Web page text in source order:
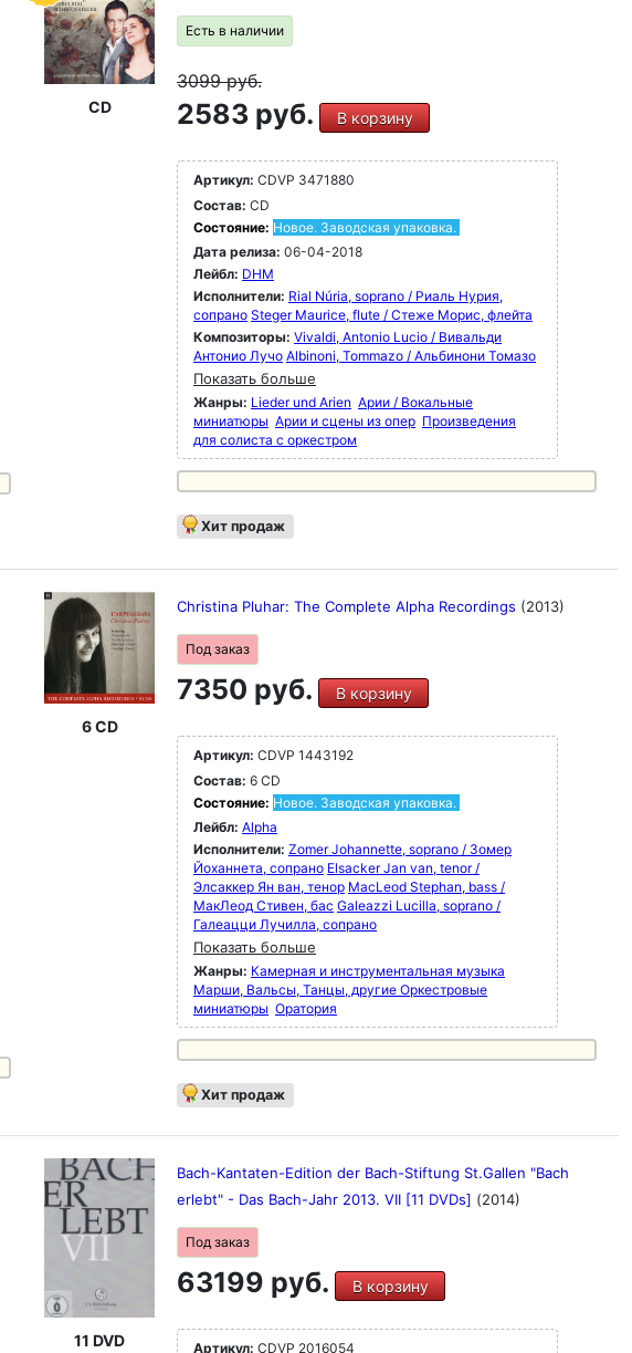
CD
Есть в наличии
3099руб.
2583 руб. В корзину
Артикул: CDVP 3471880
Состав: CD
Состояние: Новое. Заводская упаковка.
Дата релиза: 06-04-2018
Лейбл: DHM
Исполнители: Rial Núria, soprano / Риаль Нурия,
сопрано Steger Maurice, flute / Стеже Морис, флейта
Композиторы: Vivaldi, Antonio Lucio / Вивальди
Антонио Лучо Albinoni, Tommazo / Альбинони Томазо
Показать больше
Жанры: Lieder und Arien Арии / Вокальные
миниатюры Арии и сцены из опер Произведения
для солиста с оркестром
Хит продаж
6 CD
Christina Pluhar: The Complete Alpha Recordings (2013)
Под заказ
7350 руб. В корзину
Артикул: CDVP 1443192
Состав: 6 CD
Состояние: Новое. Заводская упаковка.
Лейбл: Alpha
Исполнители: Zomer Johannette, soprano / Зомер
Йоханнета, сопрано Elsacker Jan van, tenor /
Элсаккер Ян ван, тенор MacLeod Stephan, bass /
МакЛеод Стивен, бас Galeazzi Lucilla, soprano /
Галеацци Лучилла, сопрано
Показать больше
Жанры: Камерная и инструментальная музыка
Марши, Вальсы, Танцы, другие Оркестровые
миниатюры Оратория
Хит продаж
11 DVD
Bach-Kantaten-Edition der Bach-Stiftung St.Gallen "Bach
erlebt" - Das Bach-Jahr 2013. VII [11 DVDs] (2014)
Под заказ
63199 руб. В корзину
Артикул: CDVP 2016054